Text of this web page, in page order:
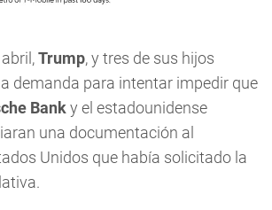
Trump, y tres de sus hijos
demanda para intentar impedir que
Banky el estadounidense
una documentación al
Unidos que había solicitado la